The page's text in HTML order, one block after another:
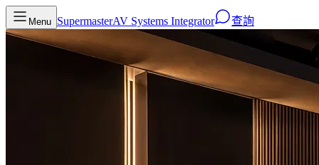
Menu SupermasterAV Systems Integrator 查詢